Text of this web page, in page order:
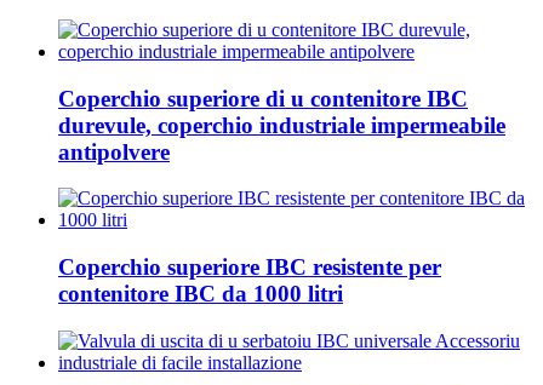
Coperchio superiore di u contenitore IBC
durevule, coperchio industriale impermeabile
antipolvere
Coperchio superiore IBC resistente per
contenitore IBC da 1000 litri